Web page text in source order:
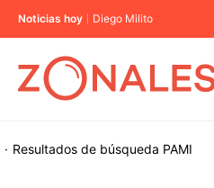
Noticias hoy Diego Milito
Resultados de búsqueda
· PAMI